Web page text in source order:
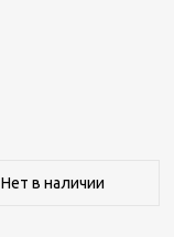
Нет в наличии